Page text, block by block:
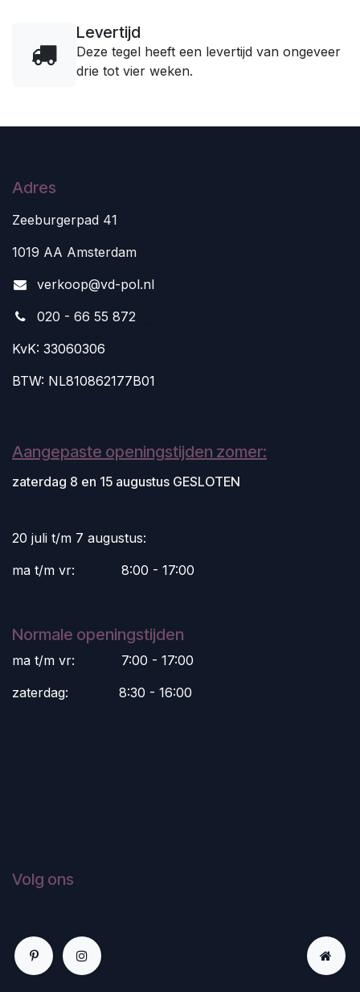
Levertijd
Deze tegel heeft een levertijd van ongeveer
drie tot vier weken.
Adres
Zeeburgerpad 41
1019 AA Amsterdam
verkoop@vd-pol.nl
020 - 66 55 872
KvK: 33060306
BTW: NL810862177B01
Aangepaste openingstijden zomer:
zaterdag 8 en 15 augustus GESLOTEN
20 juli t/m 7 augustus:
ma t/m vr:
​8:00 - 17:00
Normale openingstijden
ma t/m vr:
​7:00 - 17:00
zaterdag:
​8:30 - 16:00
Volg ons